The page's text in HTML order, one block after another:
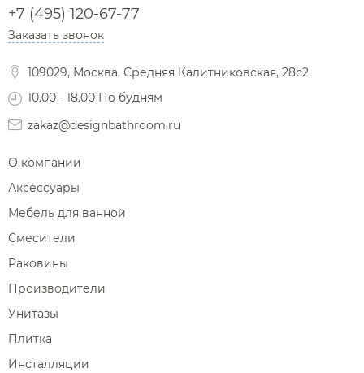
+7 (495) 120-67-77
Заказать звонок
109029, Москва, Средняя Калитниковская, 28с2
10.00 - 18.00 По будням
zakaz@designbathroom.ru
О компании
Аксессуары
Мебель для ванной
Смесители
Раковины
Производители
Унитазы
Плитка
Инсталляции